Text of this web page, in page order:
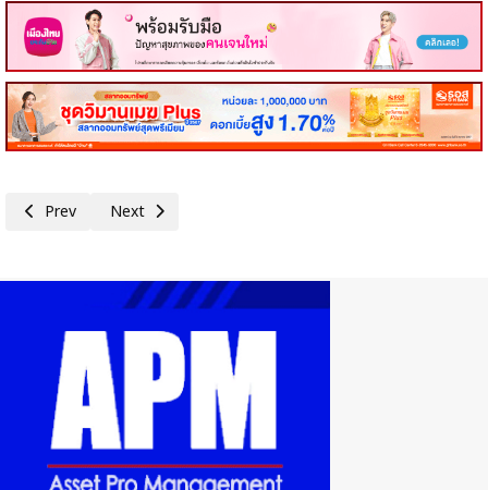
Previous article: คอหุ้น Investor Guide 6 กรกฎาคม 2569 - 5
Prev Next article: คอหุ้น Investor Guide 6 กรกฎาคม 2569 - 3
Next